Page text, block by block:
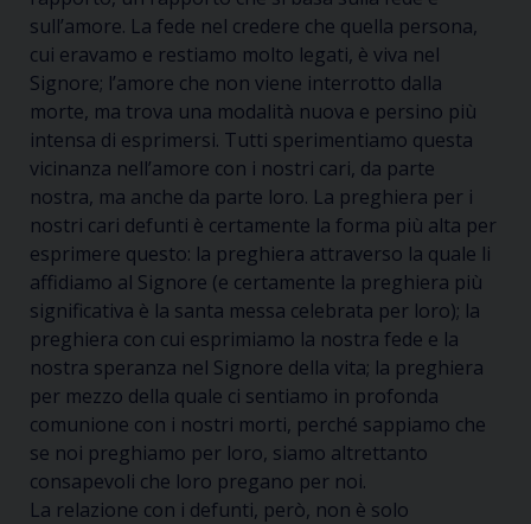
sull’amore. La fede nel credere che quella persona,
cui eravamo e restiamo molto legati, è viva nel
Signore; l’amore che non viene interrotto dalla
morte, ma trova una modalità nuova e persino più
intensa di esprimersi. Tutti sperimentiamo questa
vicinanza nell’amore con i nostri cari, da parte
nostra, ma anche da parte loro. La preghiera per i
nostri cari defunti è certamente la forma più alta per
esprimere questo: la preghiera attraverso la quale li
affidiamo al Signore (e certamente la preghiera più
significativa è la santa messa celebrata per loro); la
preghiera con cui esprimiamo la nostra fede e la
nostra speranza nel Signore della vita; la preghiera
per mezzo della quale ci sentiamo in profonda
comunione con i nostri morti, perché sappiamo che
se noi preghiamo per loro, siamo altrettanto
consapevoli che loro pregano per noi.
La relazione con i defunti, però, non è solo